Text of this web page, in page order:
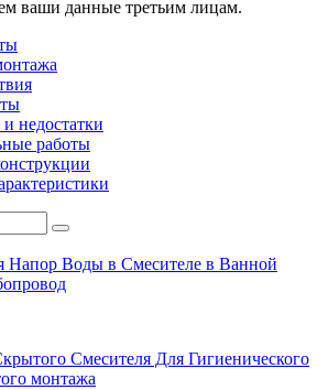
ваши данные третьим лицам.
недостатки
работы
Напор Воды в Смесителе в Ванной
Смесителя Для Гигиенического
монтажа